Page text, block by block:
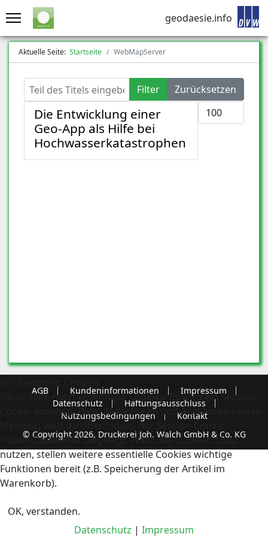
geodaesie.info
Aktuelle Seite: Startseite WebMapServer
Teil des Titels eingeben Filter
Zurücksetzen
Anzeige #
Die Entwicklung einer
Geo-App als Hilfe bei
Hochwasserkatastrophen
AGB Kundeninformationen
Impressum
Datenschutz
Haftungsausschluss
Nutzungsbedingungen
Kontakt
© Copyright 2026, Druckerei Joh. Walch GmbH & Co. KG
Diese Seite nutzt essentielle Cookies. Es wird ein Session-
Cookie angelegt. Beim Akzeptieren und Ausblenden dieser
Meldung wird darüber hinaus der Session-Cookie
'reDimCookieHint' angelegt. Wenn Sie unseren Shop
nutzen, stellen weitere essentielle Cookies wichtige
Funktionen bereit (z.B. Speicherung der Artikel im
Warenkorb).
OK, verstanden.
Datenschutz | Impressum